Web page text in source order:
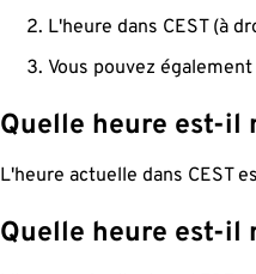
L'heure dans CEST (à
Vous pouvez
Quelle heure est-il
L'heure actuelle dans CEST
Quelle heure est-il